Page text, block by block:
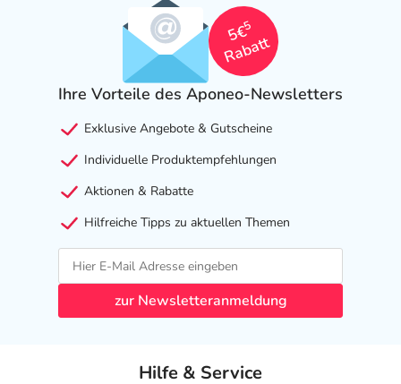
5€
5
Rabatt
Ihre Vorteile des Aponeo-Newsletters
Exklusive Angebote & Gutscheine
Individuelle Produktempfehlungen
Aktionen & Rabatte
Hilfreiche Tipps zu aktuellen Themen
zur Newsletteranmeldung
Hilfe & Service